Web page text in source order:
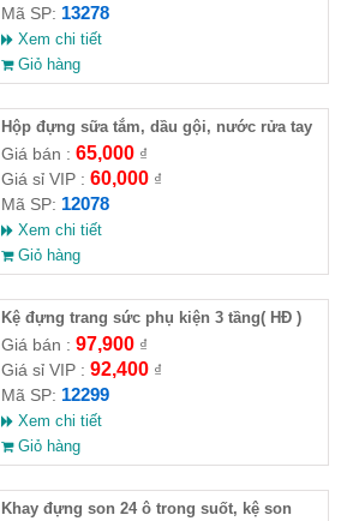
Mã SP: 13278
Xem chi tiết
Giỏ hàng
Hộp đựng sữa tắm, dầu gội, nước rửa tay
Giá bán : 65,000₫
Giá sỉ VIP : 60,000₫
Mã SP: 12078
Xem chi tiết
Giỏ hàng
Kệ đựng trang sức phụ kiện 3 tầng( HĐ )
Giá bán : 97,900₫
Giá sỉ VIP : 92,400₫
Mã SP: 12299
Xem chi tiết
Giỏ hàng
Khay đựng son 24 ô trong suốt, kệ son